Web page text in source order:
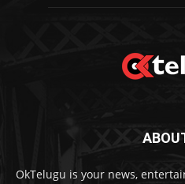
OkTelugu is your news,